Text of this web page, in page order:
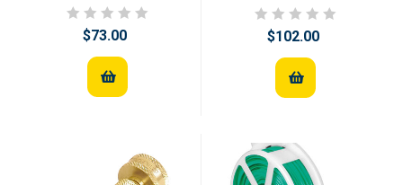
$73.00 $102.00